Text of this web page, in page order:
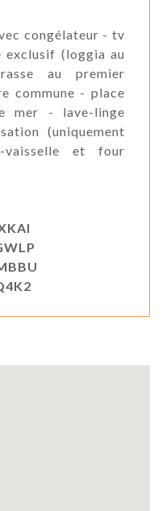
congélateur - tv
exclusif (loggia au
au premier
commune - place
mer - lave-linge
(uniquement
et four